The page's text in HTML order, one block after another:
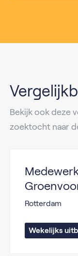
Bekijk ook deze
zoektocht naar
Rotterdam
Wekelijks